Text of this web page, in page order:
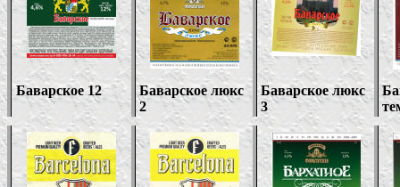
Баварское12
Баварское люкс
2
Баварское люкс
3